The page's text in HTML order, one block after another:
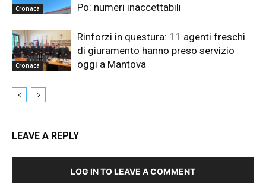
Cronaca
Po: numeri inaccettabili
Cronaca
Rinforzi in questura: 11 agenti freschi
di giuramento hanno preso servizio
oggi a Mantova
LEAVE A REPLY
LOG IN TO LEAVE A COMMENT